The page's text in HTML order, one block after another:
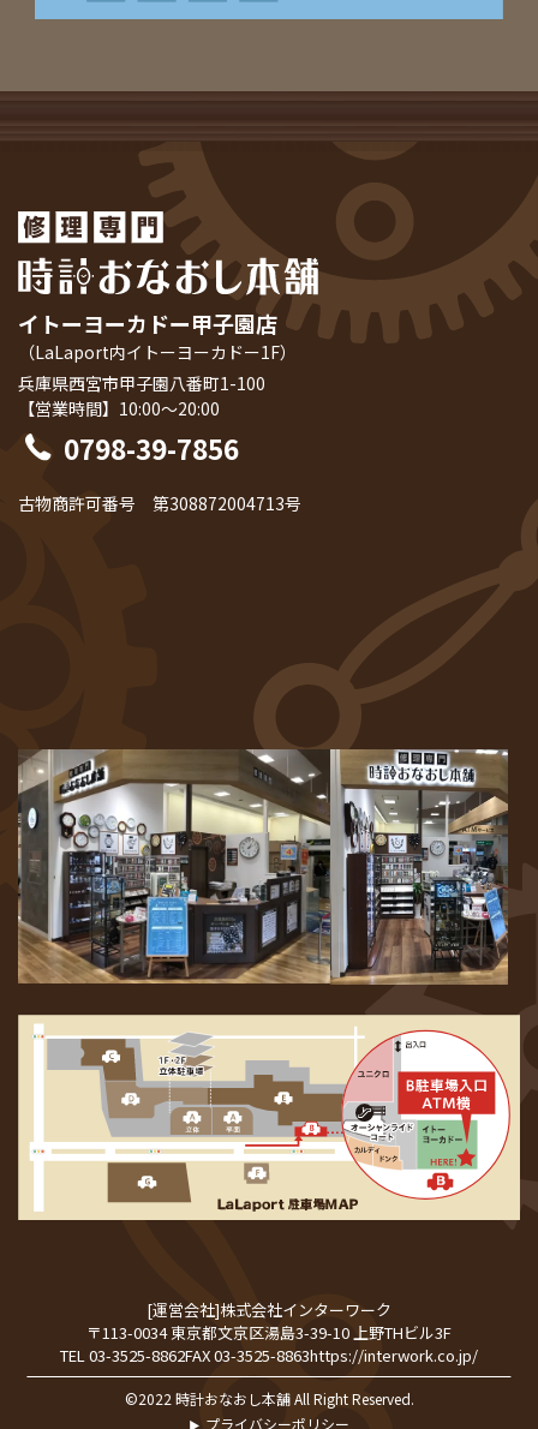
イトーヨーカドー甲子園店
（LaLaport内イトーヨーカドー1F）
兵庫県西宮市甲子園八番町1-100
【営業時間】10:00～20:00
0798-39-7856
古物商許可番号 第308872004713号
[運営会社]株式会社インターワーク
〒113-0034 東京都文京区湯島3-39-10 上野THビル3F
TEL 03-3525-8862FAX 03-3525-8863https://interwork.co.jp/
©2022 時計おなおし本舗 All Right Reserved.
プライバシーポリシー